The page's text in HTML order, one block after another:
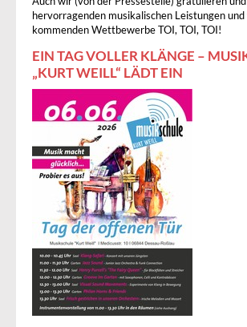
hervorragenden musikalischen Leistungen
kommenden Wettbewerbe TOI, TOI, TOI!
EIN TAG VOLLER KLÄNGE –
„KURT WEILL“ LÄDT EIN